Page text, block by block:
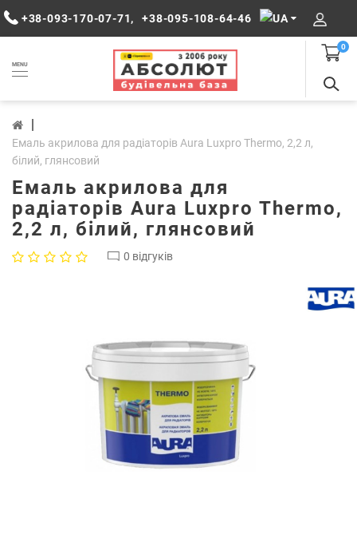
+38-093-170-07-71, +38-095-108-64-46
MENU
0
Емаль акрилова для радіаторів Aura Luxpro Thermo, 2,2 л,
білий, глянсовий
Емаль акрилова для
радіаторів Aura Luxpro Thermo,
2,2 л, білий, глянсовий
0 відгуків